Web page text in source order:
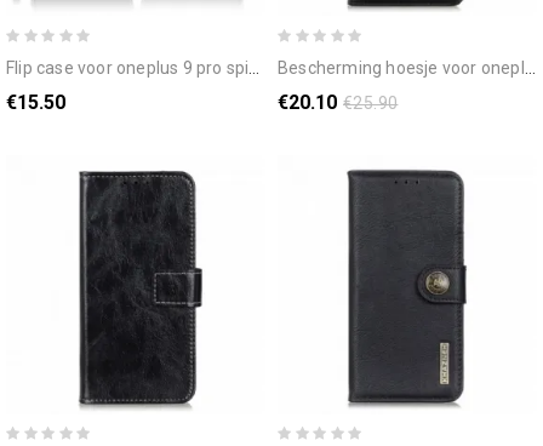
flip case voor oneplus 9 pro spiegel van kunstleer
€15.50
bescherming hoesje voor oneplus 9 pro folio-hoesje sobere leerstijl
€20.10 €25.90